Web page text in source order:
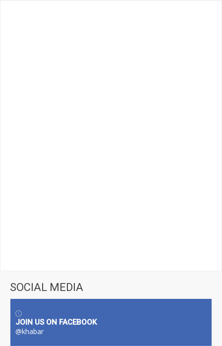
SOCIAL MEDIA
JOIN US ON FACEBOOK
@khabar